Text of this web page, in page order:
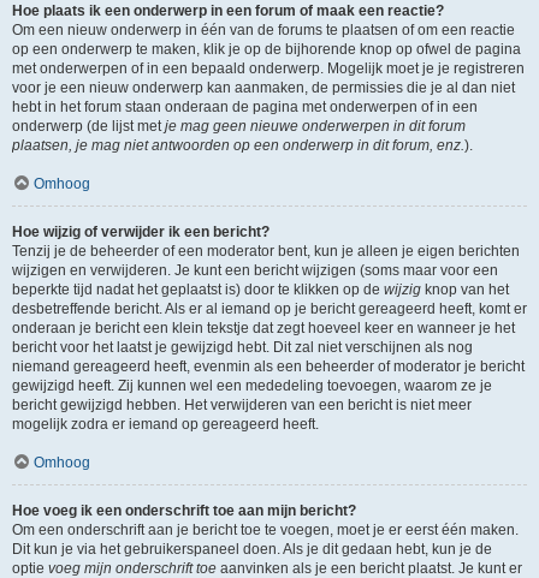
Hoe plaats ik een onderwerp in een forum of maak een reactie?
Om een nieuw onderwerp in één van de forums te plaatsen of om een reactie
op een onderwerp te maken, klik je op de bijhorende knop op ofwel de pagina
met onderwerpen of in een bepaald onderwerp. Mogelijk moet je je registreren
voor je een nieuw onderwerp kan aanmaken, de permissies die je al dan niet
hebt in het forum staan onderaan de pagina met onderwerpen of in een
onderwerp (de lijst metje mag geen nieuwe onderwerpen in dit forum
plaatsen, je mag niet antwoorden op een onderwerp in dit forum, enz.).
Omhoog
Hoe wijzig of verwijder ik een bericht?
Tenzij je de beheerder of een moderator bent, kun je alleen je eigen berichten
wijzigen en verwijderen. Je kunt een bericht wijzigen (soms maar voor een
beperkte tijd nadat het geplaatst is) door te klikken op de wijzig knop van het
desbetreffende bericht. Als er al iemand op je bericht gereageerd heeft, komt er
onderaan je bericht een klein tekstje dat zegt hoeveel keer en wanneer je het
bericht voor het laatst je gewijzigd hebt. Dit zal niet verschijnen als nog
niemand gereageerd heeft, evenmin als een beheerder of moderator je bericht
gewijzigd heeft. Zij kunnen wel een mededeling toevoegen, waarom ze je
bericht gewijzigd hebben. Het verwijderen van een bericht is niet meer
mogelijk zodra er iemand op gereageerd heeft.
Omhoog
Hoe voeg ik een onderschrift toe aan mijn bericht?
Om een onderschrift aan je bericht toe te voegen, moet je er eerst één maken.
Dit kun je via het gebruikerspaneel doen. Als je dit gedaan hebt, kun je de
optie voeg mijn onderschrift toe aanvinken als je een bericht plaatst. Je kunt er